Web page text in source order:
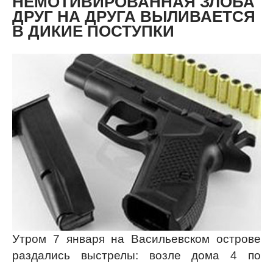
ДРУГ НА ДРУГА ВЫЛИВАЕТСЯ
В ДИКИЕ ПОСТУПКИ
Утром 7 января на Васильевском острове
раздались выстрелы: возле дома 4 по